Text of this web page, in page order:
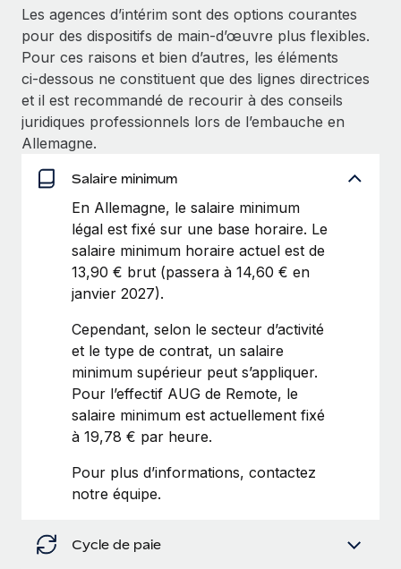
dans le monde entier
Création d’entité
Établissez des entités rapidement et en toute
Mobilité et déménagement international
Organisez facilement le déménagement de vos
employés
Avantages sociaux
Gérez facilement les avantages sociaux
Intégration Remote x BambooHR : du local à
l’international, le recrutement sans changer de
plateforme
Impact Les clients BambooHR peuvent désormais
embaucher et gérer les employés internationaux...
En savoir plus
Explorer le blog
BLOG
Mises à jour des produits de Remote :
Intégrations Gusto et Xero et Gestion des
freelances Plus
Remote a toujours pour mission d'aider les entreprises de
toute taille à embaucher, gérer et payer...
En savoir plus
Comment Phiture gère ses 55 employés
répartis dans 19 pays grâce à Remote
Phiture, un leader notable du conseil en matière de
croissance mobile internationale, encourage les...
En savoir plus
Les agences d’intérim sont des options courantes
pour des dispositifs de main‑d’œuvre plus flexibles.
Pour ces raisons et bien d’autres, les éléments
ci‑dessous ne constituent que des lignes directrices
et il est recommandé de recourir à des conseils
juridiques professionnels lors de l’embauche en
Allemagne.
Salaire minimum
En Allemagne, le salaire minimum
légal est fixé sur une base horaire. Le
salaire minimum horaire actuel est de
13,90 € brut (passera à 14,60 € en
janvier 2027).
Cependant, selon le secteur d’activité
et le type de contrat, un salaire
minimum supérieur peut s’appliquer.
Pour l’effectif AUG de Remote, le
salaire minimum est actuellement fixé
à 19,78 € par heure.
Pour plus d’informations, contactez
notre équipe.
Cycle de paie